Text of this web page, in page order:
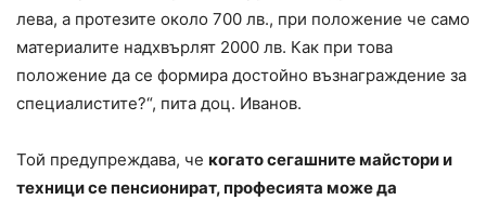
лева, а протезите около 700 лв., при положение че само
материалите надхвърлят 2000 лв. Как при това
положение да се формира достойно възнаграждение за
специалистите?“, пита доц. Иванов.
Той предупреждава, че когато сегашните майстори и
техници се пенсионират, професията може да